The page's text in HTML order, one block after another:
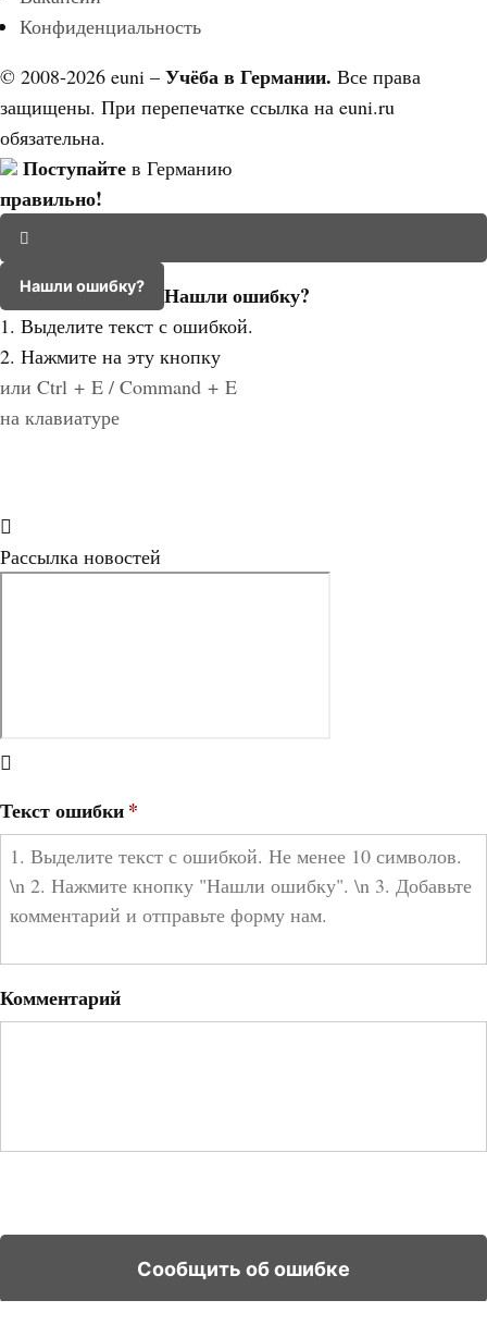
Конфиденциальность
© 2008-2026 euni – Учёба в Германии. Все права
защищены. При перепечатке ссылка на euni.ru
обязательна.
Поступайте в Германию
правильно!
Нашли ошибку? Нашли ошибку?
1. Выделите текст с ошибкой.
2. Нажмите на эту кнопку
или Ctrl + E / Command + E
на клавиатуре
Рассылка новостей
Текст ошибки*
Комментарий